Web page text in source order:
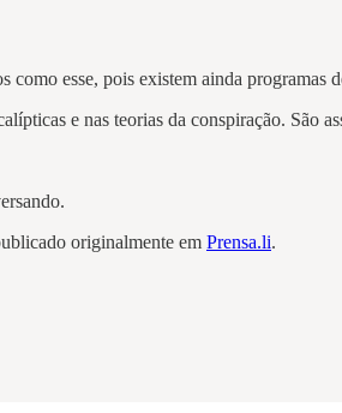
esse, pois existem ainda programas
e nas teorias da conspiração. São
originalmente em Prensa.li.